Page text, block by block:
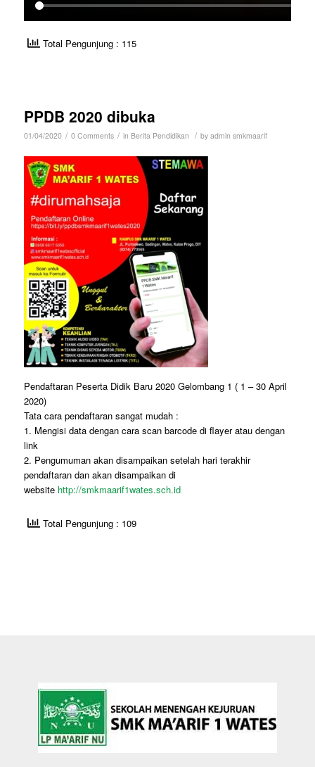
Total Pengunjung : 115
PPDB 2020 dibuka
01/04/2020 / 0 Comments / in Berita Pendidikan / by admin smkmaarif
Pendaftaran Peserta Didik Baru 2020 Gelombang 1 ( 1 – 30 April
2020)
Tata cara pendaftaran sangat mudah :
1. Mengisi data dengan cara scan barcode di flayer atau dengan
link
2. Pengumuman akan disampaikan setelah hari terakhir
pendaftaran dan akan disampaikan di
website http://smkmaarif1wates.sch.id
Total Pengunjung : 109